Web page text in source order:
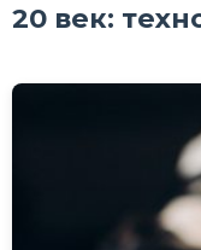
20 век: